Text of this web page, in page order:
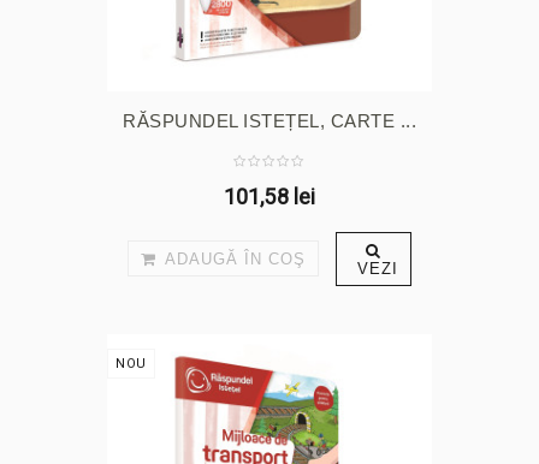
RĂSPUNDEL ISTEȚEL, CARTE ...
101,58 lei
ADAUGĂ ÎN COŞ VEZI
NOU